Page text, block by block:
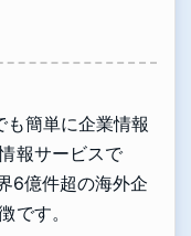
簡単に企業情報
報サービスで
6億件超の海外企
です。